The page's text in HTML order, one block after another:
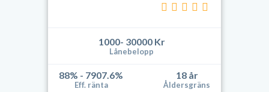
1000- 30000 Kr
Lånebelopp
88% - 7907.6%
Eff. ränta
18 år
Åldersgräns